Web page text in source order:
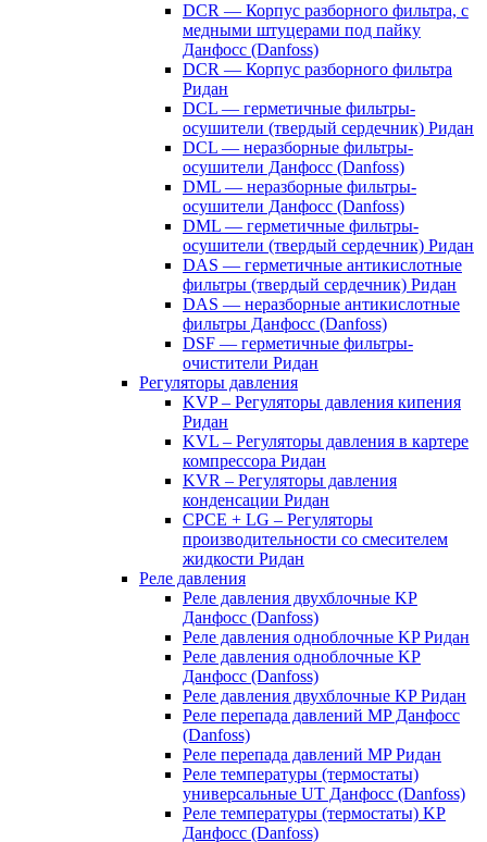
DCR — Корпус разборного фильтра, с
медными штуцерами под пайку
Данфосс (Danfoss)
DCR — Корпус разборного фильтра
Ридан
DCL — герметичные фильтры-
осушители (твердый сердечник) Ридан
DCL — неразборные фильтры-
осушители Данфосс (Danfoss)
DML — неразборные фильтры-
осушители Данфосс (Danfoss)
DML — герметичные фильтры-
осушители (твердый сердечник) Ридан
DAS — герметичные антикислотные
фильтры (твердый сердечник) Ридан
DAS — неразборные антикислотные
фильтры Данфосс (Danfoss)
DSF — герметичные фильтры-
очистители Ридан
Регуляторы давления
KVP – Регуляторы давления кипения
Ридан
KVL – Регуляторы давления в картере
компрессора Ридан
KVR – Регуляторы давления
конденсации Ридан
CPCE + LG – Регуляторы
производительности со смесителем
жидкости Ридан
Реле давления
Реле давления двухблочные KP
Данфосс (Danfoss)
Реле давления одноблочные KP Ридан
Реле давления одноблочные KP
Данфосс (Danfoss)
Реле давления двухблочные KP Ридан
Реле перепада давлений MP Данфосс
(Danfoss)
Реле перепада давлений MP Ридан
Реле температуры (термостаты)
универсальные UT Данфосс (Danfoss)
Реле температуры (термостаты) KP
Данфосс (Danfoss)